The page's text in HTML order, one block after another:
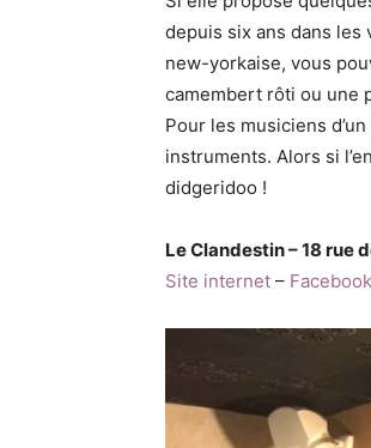
depuis six ans dans les
new-yorkaise, vous
camembert rôti ou une
Pour les musiciens
instruments. Alors si
didgeridoo !
Le Clandestin – 18 rue
Site internet – Facebook